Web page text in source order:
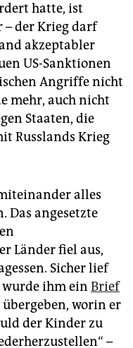
hatte, ist
– der Krieg darf
akzeptabler
US-Sanktionen
Angriffe nicht
mehr, auch nicht
Staaten, die
Russlands Krieg
alles
Das angesetzte
Länder fiel aus,
Sicher lief
wurde ihm ein Brief
übergeben, worin er
der Kinder zu
–